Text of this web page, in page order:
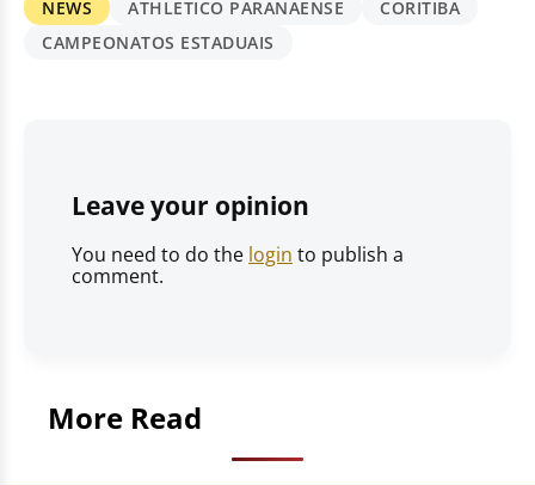
NEWS ATHLETICO PARANAENSE
CORITIBA
CAMPEONATOS ESTADUAIS
Leave your opinion
You need to do the login to publish a
comment.
More Read